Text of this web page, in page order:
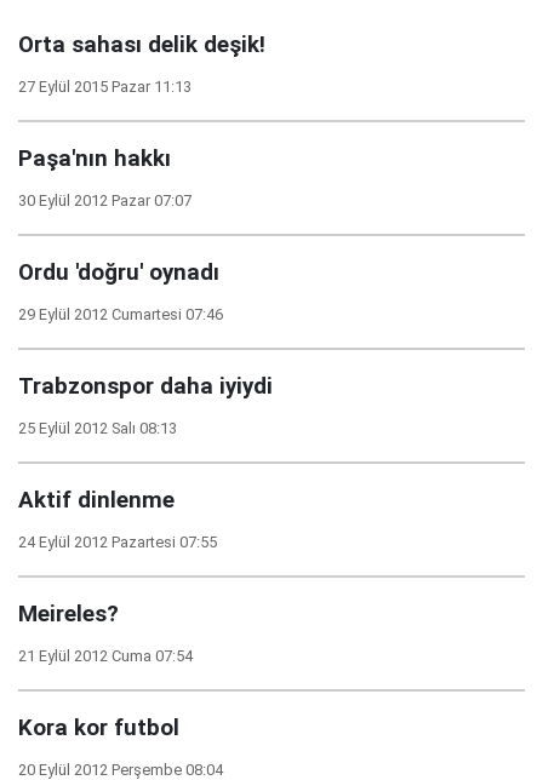
Orta sahası delik deşik!
27 Eylül 2015 Pazar 11:13
Paşa'nın hakkı
30 Eylül 2012 Pazar 07:07
Ordu 'doğru' oynadı
29 Eylül 2012 Cumartesi 07:46
Trabzonspor daha iyiydi
25 Eylül 2012 Salı 08:13
Aktif dinlenme
24 Eylül 2012 Pazartesi 07:55
Meireles?
21 Eylül 2012 Cuma 07:54
Kora kor futbol
20 Eylül 2012 Perşembe 08:04